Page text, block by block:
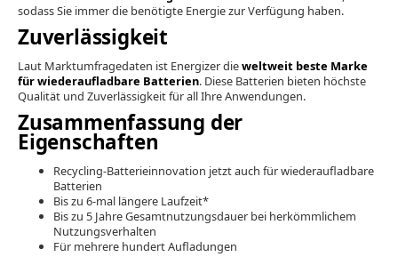
sodass Sie immer die benötigte Energie zur Verfügung haben.
Zuverlässigkeit
Laut Marktumfragedaten ist Energizer dieweltweit beste Marke
für wiederaufladbare Batterien. Diese Batterien bieten höchste
Qualität und Zuverlässigkeit für all Ihre Anwendungen.
Zusammenfassung der
Eigenschaften
Recycling-Batterieinnovation jetzt auch für wiederaufladbare
Batterien
Bis zu 6-mal längere Laufzeit*
Bis zu 5 Jahre Gesamtnutzungsdauer bei herkömmlichem
Nutzungsverhalten
Für mehrere hundert Aufladungen